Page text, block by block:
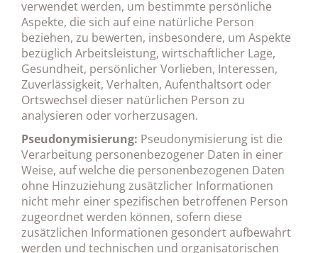
verwendet werden, um bestimmte persönliche
Aspekte, die sich auf eine natürliche Person
beziehen, zu bewerten, insbesondere, um Aspekte
bezüglich Arbeitsleistung, wirtschaftlicher Lage,
Gesundheit, persönlicher Vorlieben, Interessen,
Zuverlässigkeit, Verhalten, Aufenthaltsort oder
Ortswechsel dieser natürlichen Person zu
analysieren oder vorherzusagen.
Pseudonymisierung: Pseudonymisierung ist die
Verarbeitung personenbezogener Daten in einer
Weise, auf welche die personenbezogenen Daten
ohne Hinzuziehung zusätzlicher Informationen
nicht mehr einer spezifischen betroffenen Person
zugeordnet werden können, sofern diese
zusätzlichen Informationen gesondert aufbewahrt
werden und technischen und organisatorischen